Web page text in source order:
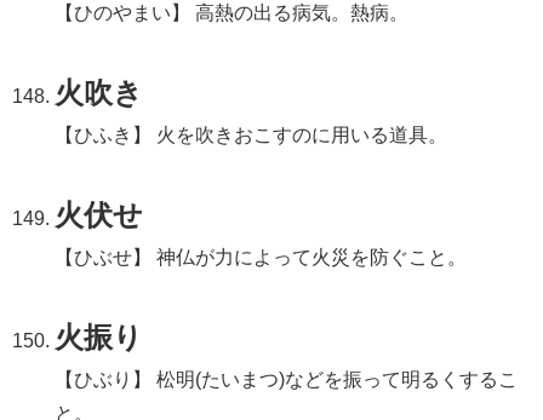
【ひのやまい】 高熱の出る病気。熱病。
火吹き
【ひふき】 火を吹きおこすのに用いる道具。
火伏せ
【ひぶせ】 神仏が力によって火災を防ぐこと。
火振り
【ひぶり】 松明(たいまつ)などを振って明るくするこ
と。